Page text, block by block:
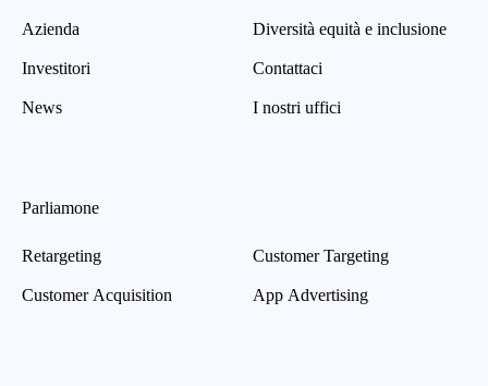
Azienda
Investitori
News
Diversità equità e inclusione
Contattaci
I nostri uffici
Parliamone
Retargeting
Customer Acquisition
Customer Targeting
App Advertising